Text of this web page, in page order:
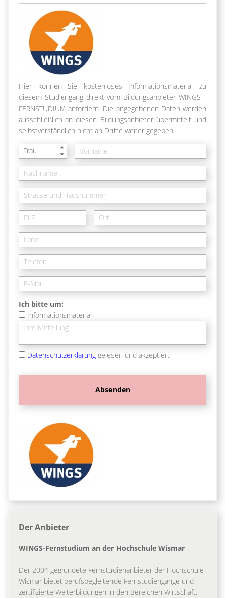
Hier können Sie kostenloses Informationsmaterial zu
diesem Studiengang direkt vom Bildungsanbieter WINGS -
FERNSTUDIUM anfordern. Die angegebenen Daten werden
ausschließlich an diesen Bildungsanbieter übermittelt und
selbstverständlich nicht an Dritte weiter gegeben.
Frau
Ich bitte um:
Informationsmaterial
Datenschutzerklärung gelesen und akzeptiert
Der Anbieter
WINGS-Fernstudium an der Hochschule Wismar
Der 2004 gegründete Fernstudienanbieter der Hochschule
Wismar bietet berufsbegleitende Fernstudiengänge und
zertifizierte Weiterbildungen in den Bereichen Wirtschaft,